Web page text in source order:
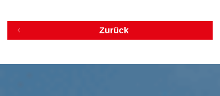
Zurück